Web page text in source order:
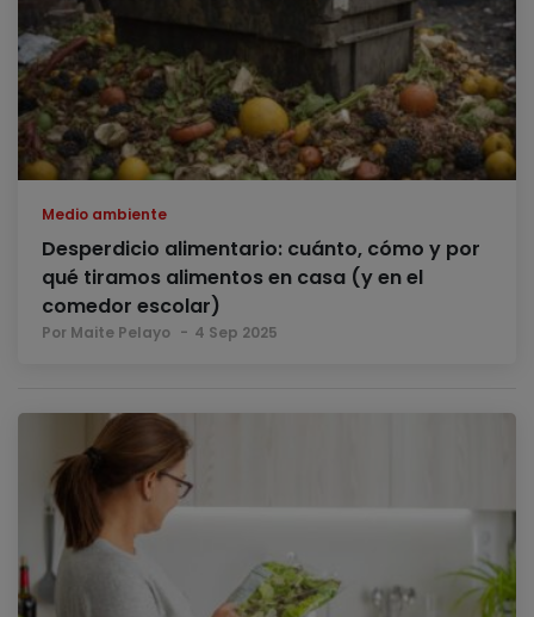
Medio ambiente
Desperdicio alimentario: cuánto, cómo y por
qué tiramos alimentos en casa (y en el
comedor escolar)
Por Maite Pelayo 4 Sep 2025